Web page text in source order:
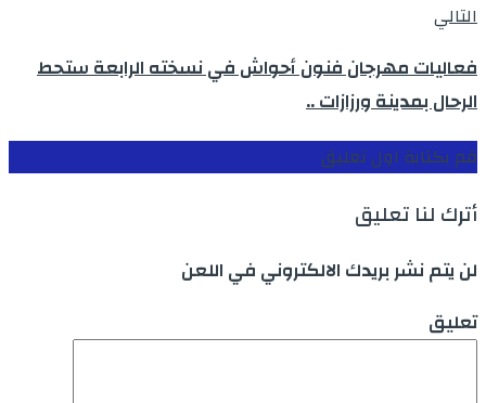
التالي
فعاليات مهرجان فنون أحواش في نسخته الرابعة ستحط
الرحال بمدينة ورزازات ..
قم بكتابة اول تعليق
أترك لنا تعليق
لن يتم نشر بريدك الالكتروني في اللعن
تعليق